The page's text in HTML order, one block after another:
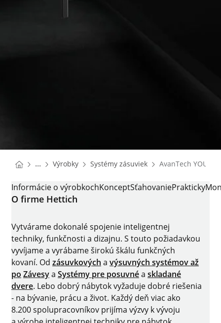
You are here:
Homepage
... VýrobkyHomepage
Systémy zásuviekHomepage
AvanTech YOU
AVANTECH YOU
Informácie o výrobkochKonceptSťahovaniePrakticky
O firme Hettich
Vytvárame dokonalé spojenie inteligentnej
techniky, funkčnosti a dizajnu. S touto požiadavkou
vyvíjame a vyrábame širokú škálu funkčných
kovaní. Od zásuvkových a výsuvných systémov až
po Závesya Systémy pre posuvnéa skladané
dvere. Lebo dobrý nábytok vyžaduje dobré riešenia
- na bývanie, prácu a život. Každý deň viac ako
8.200 spolupracovníkov prijíma výzvy k vývoju